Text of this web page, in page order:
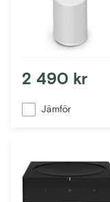
2 490 kr
Jämför